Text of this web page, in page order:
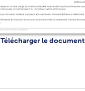
Télécharger le document